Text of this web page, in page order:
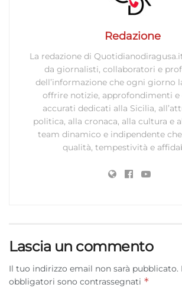
pubblicità personalizzata, Utilizzare profili per
dei contenuti, Utilizzare profili per la selezione
limitati per la selezione dei contenuti.
Funzionalità
Abbinare e combinare dati provenienti da
fonti di dati, Collegare diversi dispositivi,
Identificare i dispositivi in base alle
trasmesse automaticamente.
Utilizzare dati di geolocalizzazione
rilevare frodi, correggere errori,
Salvare e comunicare le scelte sulla
privacy.
Redazione
La redazione di
da giornalisti, collaboratori e
dell’informazione che ogni giorno
offrire notizie, approfondimenti
accurati dedicati alla Sicilia,
politica, alla cronaca, alla cultura e
team dinamico e indipendente
qualità, tempestività e
Lascia un commento
Il tuo indirizzo email non sarà pubblicato.
obbligatori sono contrassegnati *